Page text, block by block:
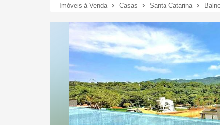
Imóveis à Venda Casas Santa Catarina